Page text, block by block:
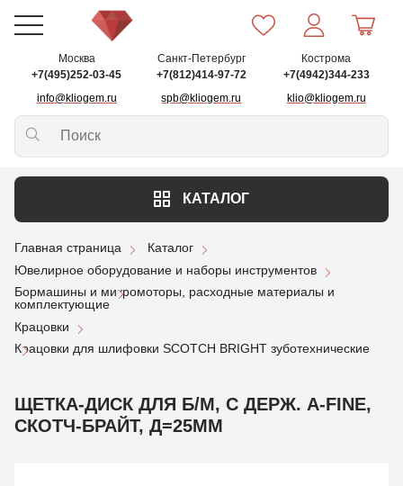
Москва
+7(495)252-03-45
info@kliogem.ru
Санкт-Петербург
+7(812)414-97-72
spb@kliogem.ru
Кострома
+7(4942)344-233
klio@kliogem.ru
КАТАЛОГ
Главная страница
Каталог
Ювелирное оборудование и наборы инструментов
Бормашины и микромоторы, расходные материалы и
комплектующие
Крацовки
Крацовки для шлифовки SCOTCH BRIGHT зуботехнические
ЩЕТКА-ДИСК ДЛЯ Б/М, С ДЕРЖ. A-FINE,
СКОТЧ-БРАЙТ, Д=25ММ